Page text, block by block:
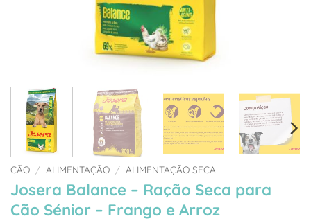
CÃO / ALIMENTAÇÃO / ALIMENTAÇÃO SECA
Josera Balance – Ração Seca para
Cão Sénior – Frango e Arroz